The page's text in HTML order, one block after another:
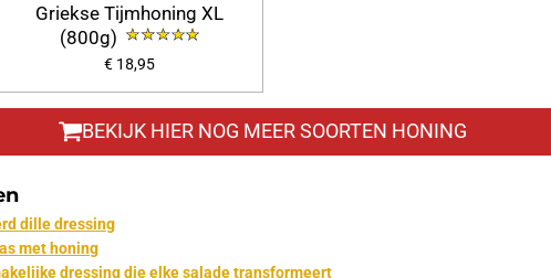
Griekse Tijmhoning XL
(800g)
€ 18,95
BEKIJK HIER NOG MEER SOORTEN HONING
dille dressing
met honing
dressing die elke salade transformeert